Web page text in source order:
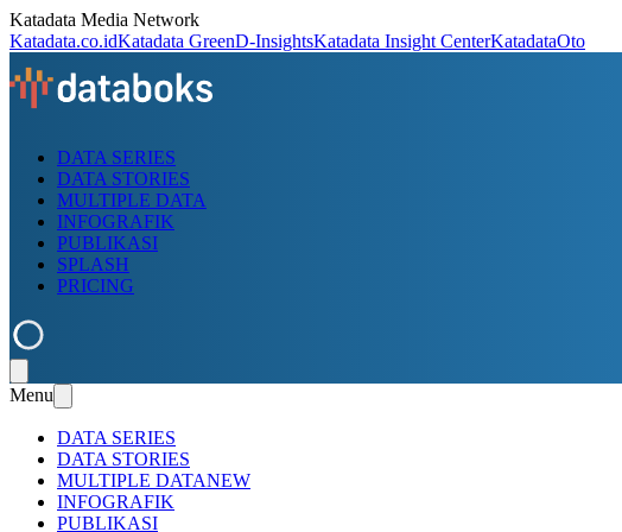
Katadata Media Network
Katadata.co.idKatadata GreenD-InsightsKatadata Insight CenterKatadataOto
DATA SERIES
DATA STORIES
MULTIPLE DATA
INFOGRAFIK
PUBLIKASI
SPLASH
PRICING
Menu
DATA SERIES
DATA STORIES
MULTIPLE DATANEW
INFOGRAFIK
PUBLIKASI